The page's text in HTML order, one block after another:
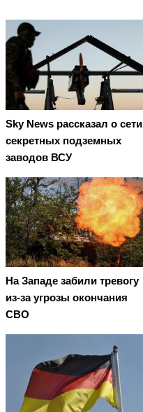
Sky News рассказал о сети
секретных подземных
заводов ВСУ
На Западе забили тревогу
из-за угрозы окончания
СВО